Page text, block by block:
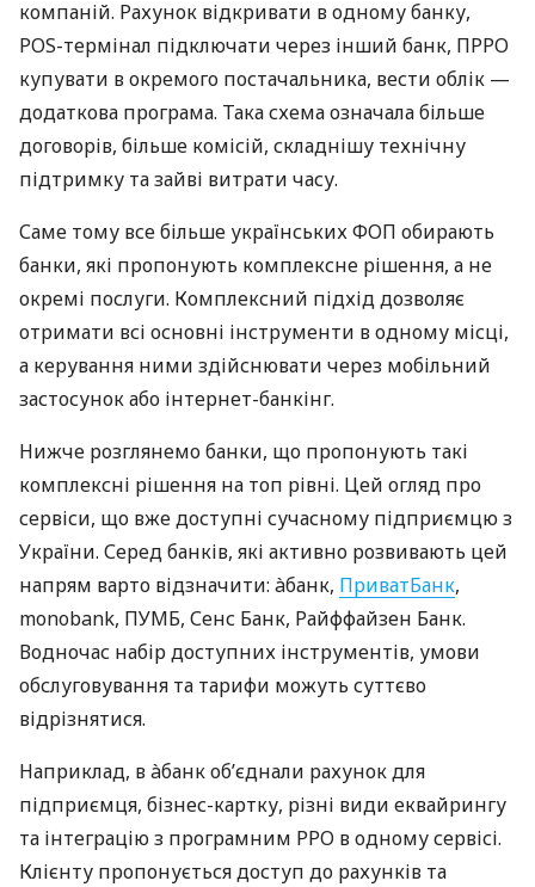
компаній. Рахунок відкривати в одному банку,
POS-термінал підключати через інший банк, ПРРО
купувати в окремого постачальника, вести облік —
додаткова програма. Така схема означала більше
договорів, більше комісій, складнішу технічну
підтримку та зайві витрати часу.
Саме тому все більше українських ФОП обирають
банки, які пропонують комплексне рішення, а не
окремі послуги. Комплексний підхід дозволяє
отримати всі основні інструменти в одному місці,
а керування ними здійснювати через мобільний
застосунок або інтернет-банкінг.
Нижче розглянемо банки, що пропонують такі
комплексні рішення на топ рівні. Цей огляд про
сервіси, що вже доступні сучасному підприємцю з
України. Серед банків, які активно розвивають цей
напрям варто відзначити: àбанк, ПриватБанк,
monobank, ПУМБ, Сенс Банк, Райффайзен Банк.
Водночас набір доступних інструментів, умови
обслуговування та тарифи можуть суттєво
відрізнятися.
Наприклад, в àбанк об’єднали рахунок для
підприємця, бізнес-картку, різні види еквайрингу
та інтеграцію з програмним РРО в одному сервісі.
Клієнту пропонується доступ до рахунків та